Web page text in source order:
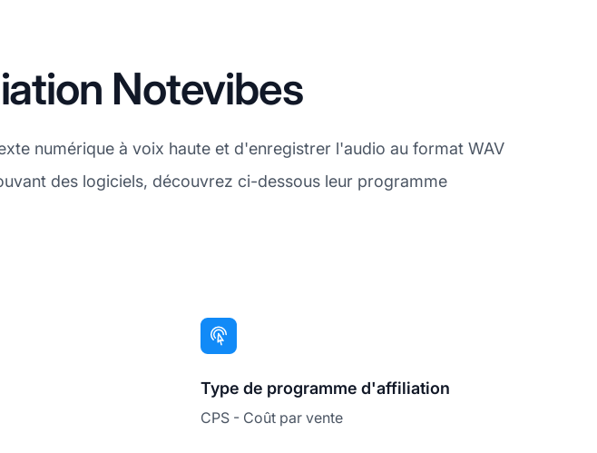
Notevibes
numérique à voix haute et d'enregistrer l'audio au format WAV
des logiciels, découvrez ci-dessous leur programme
Type de programme d'affiliation
CPS - Coût par vente